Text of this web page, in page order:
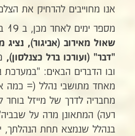
אנו מחוייבים להרחיק את
מספר ימים לאחר מכן, ב 19 באוגוסט, מריץ
שאול מאירוב (אביגור), נציג
"דבר" (ועורכו ברל כצנלסון),
ובו הדברים הבאים:
מאחד מתושבי נהלל (= כמה
מחבריה לדרך של מייזל בוחר
רעה) המתאונן מרה על
בנהלל שנמצא תחת הנהלתך,